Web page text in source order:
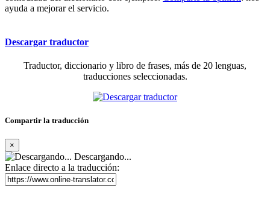
ayuda a mejorar el servicio.
Descargar traductor
Traductor, diccionario y libro de frases, más de 20 lenguas,
traducciones seleccionadas.
Compartir la traducción
×
Descargando...
Enlace directo a la traducción: